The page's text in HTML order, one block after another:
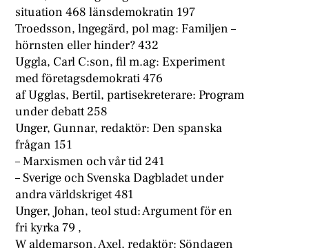
situation 468 länsdemokratin 197
Troedsson, lngegärd, pol mag: Familjen –
hörnsten eller hinder? 432
Uggla, Carl C:son, fil m.ag: Experiment
med företagsdemokrati 476
af Ugglas, Bertil, partisekreterare: Program
under debatt 258
Unger, Gunnar, redaktör: Den spanska
frågan 151
– Marxismen och vår tid 241
– Sverige och Svenska Dagbladet under
andra världskriget 481
Unger, Johan, teol stud: Argument för en
fri kyrka 79 ,
W aldemarson, Axel, redaktör: Söndagen